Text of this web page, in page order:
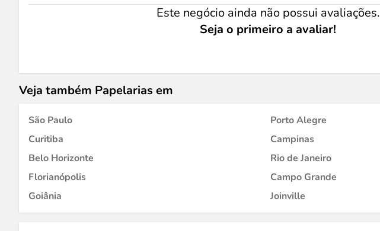
Este negócio ainda não possui avaliações.
Seja o primeiro a avaliar!
Veja também Papelarias em
São Paulo
Porto Alegre
Curitiba
Campinas
Belo Horizonte
Rio de Janeiro
Florianópolis
Campo Grande
Goiânia
Joinville